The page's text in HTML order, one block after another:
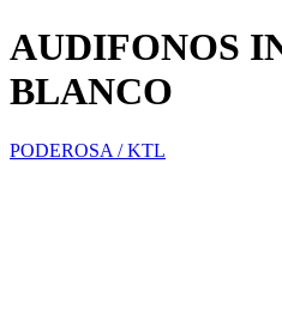
AUDIFONOS
BLANCO
PODEROSA / KTL